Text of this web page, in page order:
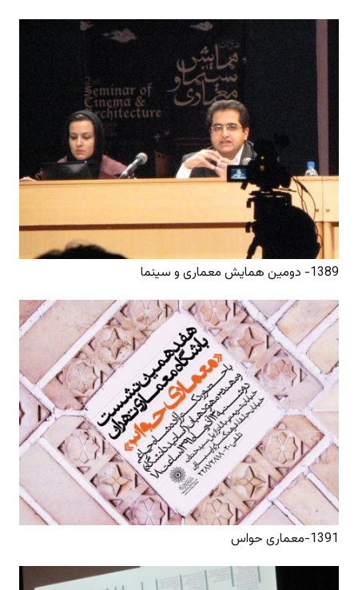
1389- دومین همایش معماری و سینما
1391-معماری حواس